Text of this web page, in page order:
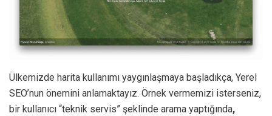
Ülkemizde harita kullanımı yaygınlaşmaya başladıkça, Yerel
SEO’nun önemini anlamaktayız. Örnek vermemizi isterseniz,
bir kullanıcı “teknik servis” şeklinde arama yaptığında,